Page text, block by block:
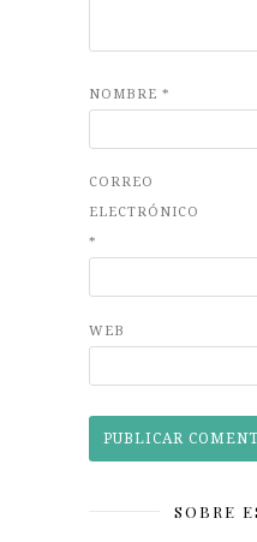
NOMBRE *
CORREO
ELECTRÓNICO
*
WEB
SOBRE